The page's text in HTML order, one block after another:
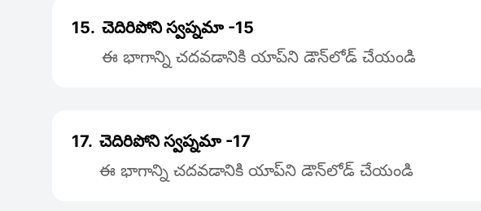
15. చెదిరిపోని స్వప్నమా -15
ఈ భాగాన్ని చదవడానికి యాప్‌ని డౌన్‌లోడ్ చేయండి
17. చెదిరిపోని స్వప్నమా -17
ఈ భాగాన్ని చదవడానికి యాప్‌ని డౌన్‌లోడ్ చేయండి